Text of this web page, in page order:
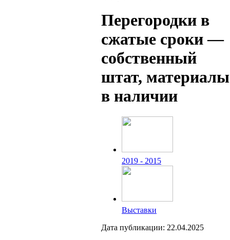
Перегородки в
сжатые сроки —
собственный
штат, материалы
в наличии
2019 - 2015
Выставки
Дата публикации: 22.04.2025